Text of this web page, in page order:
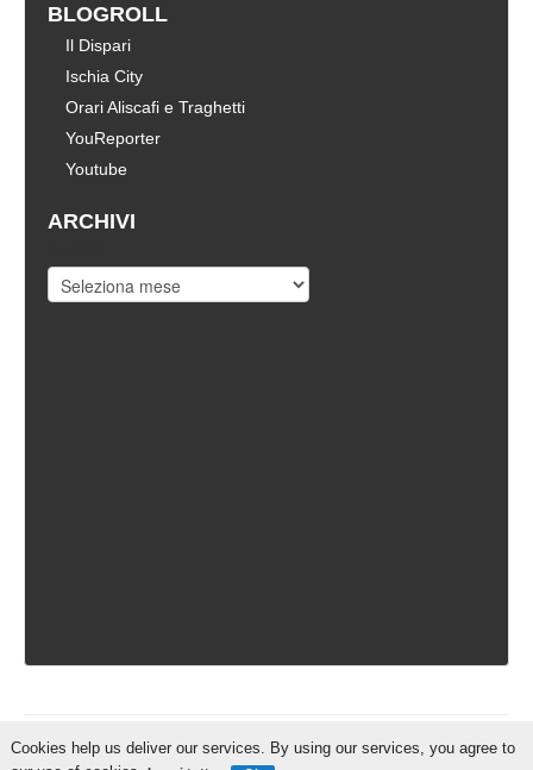
BLOGROLL
Il Dispari
Ischia City
Orari Aliscafi e Traghetti
YouReporter
Youtube
ARCHIVI
IschiaReporter.it - Curato daPietro Coppa
Cookies help us deliver our services. By using our services, you agree to